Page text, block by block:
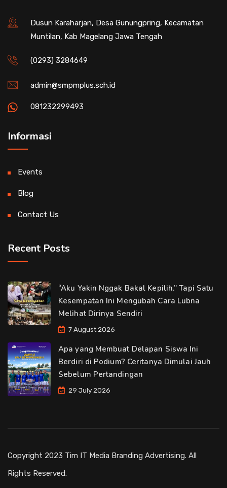
Dusun Karaharjan, Desa Gunungpring, Kecamatan
Muntilan, Kab Magelang Jawa Tengah
(0293) 3284649
admin@smpmplus.sch.id
081232299493
Informasi
Events
Blog
Contact Us
Recent Posts
“Aku Yakin Nggak Bakal Kepilih.” Tapi Satu
Kesempatan Ini Mengubah Cara Lubna
Melihat Dirinya Sendiri
7 August 2026
Apa yang Membuat Delapan Siswa Ini
Berdiri di Podium? Ceritanya Dimulai Jauh
Sebelum Pertandingan
29 July 2026
Copyright 2023 Tim IT Media Branding Advertising. All
Rights Reserved.